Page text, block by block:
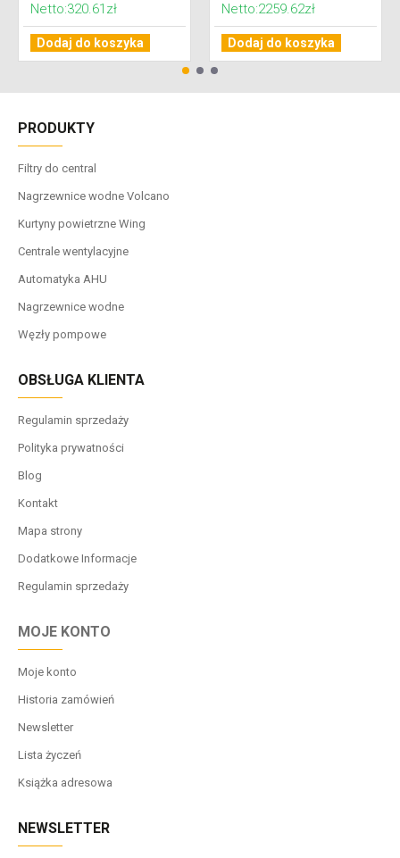
Netto:320.61zł
Dodaj do koszyka
Netto:2259.62zł
Dodaj do koszyka
PRODUKTY
Filtry do central
Nagrzewnice wodne Volcano
Kurtyny powietrzne Wing
Centrale wentylacyjne
Automatyka AHU
Nagrzewnice wodne
Węzły pompowe
OBSŁUGA KLIENTA
Regulamin sprzedaży
Polityka prywatności
Blog
Kontakt
Mapa strony
Dodatkowe Informacje
Regulamin sprzedaży
MOJE KONTO
Moje konto
Historia zamówień
Newsletter
Lista życzeń
Książka adresowa
NEWSLETTER